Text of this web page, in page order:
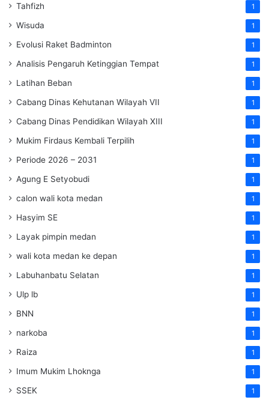
Tahfizh 1
Wisuda 1
Evolusi Raket Badminton 1
Analisis Pengaruh Ketinggian Tempat 1
Latihan Beban 1
Cabang Dinas Kehutanan Wilayah VII 1
Cabang Dinas Pendidikan Wilayah XIII 1
Mukim Firdaus Kembali Terpilih 1
Periode 2026 – 2031 1
Agung E Setyobudi 1
calon wali kota medan 1
Hasyim SE 1
Layak pimpin medan 1
wali kota medan ke depan 1
Labuhanbatu Selatan 1
Ulp lb 1
BNN 1
narkoba 1
Raiza 1
Imum Mukim Lhoknga 1
SSEK 1